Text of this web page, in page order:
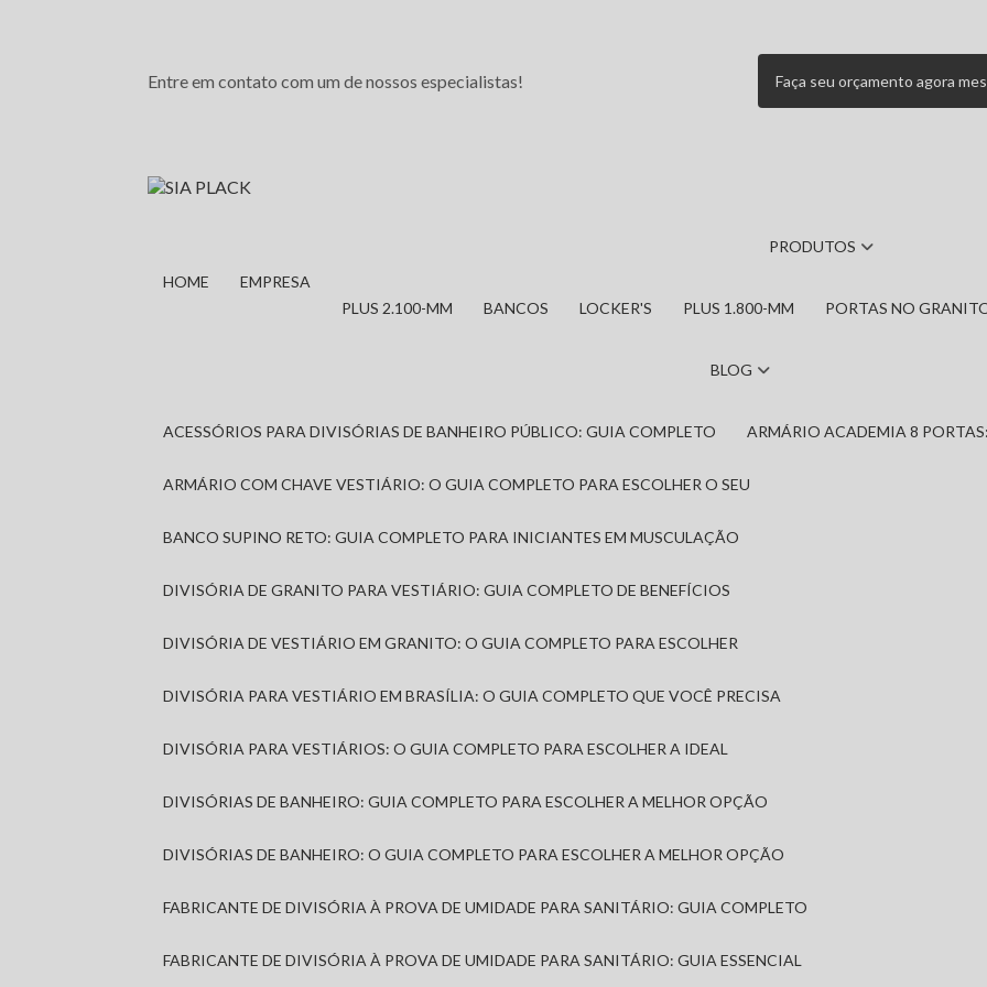
Entre em contato com um de nossos especialistas! Faça seu orçamento agora
HOME EMPRESA
PRODUTOS
PLUS 2.100-MM BANCOS LOCKER'S PLUS 1.800-MM PORTAS NO
BLOG
ACESSÓRIOS PARA DIVISÓRIAS DE BANHEIRO PÚBLICO: GUIA COMPLETO ARMÁRIO ACADEMIA 8
ARMÁRIO COM CHAVE VESTIÁRIO: O GUIA COMPLETO PARA ESCOLHER O SEU
BANCO SUPINO RETO: GUIA COMPLETO PARA INICIANTES EM MUSCULAÇÃO
DIVISÓRIA DE GRANITO PARA VESTIÁRIO: GUIA COMPLETO DE BENEFÍCIOS
DIVISÓRIA DE VESTIÁRIO EM GRANITO: O GUIA COMPLETO PARA ESCOLHER
DIVISÓRIA PARA VESTIÁRIO EM BRASÍLIA: O GUIA COMPLETO QUE VOCÊ PRECISA
DIVISÓRIA PARA VESTIÁRIOS: O GUIA COMPLETO PARA ESCOLHER A IDEAL
DIVISÓRIAS DE BANHEIRO: GUIA COMPLETO PARA ESCOLHER A MELHOR OPÇÃO
DIVISÓRIAS DE BANHEIRO: O GUIA COMPLETO PARA ESCOLHER A MELHOR OPÇÃO
FABRICANTE DE DIVISÓRIA À PROVA DE UMIDADE PARA SANITÁRIO: GUIA COMPLETO
FABRICANTE DE DIVISÓRIA À PROVA DE UMIDADE PARA SANITÁRIO: GUIA ESSENCIAL